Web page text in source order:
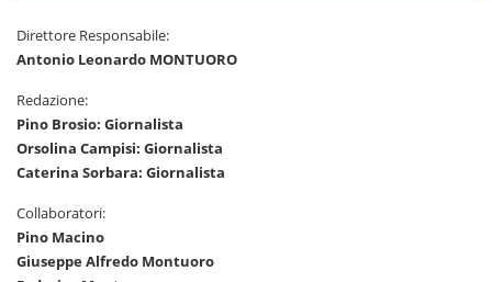
Direttore Responsabile:
Antonio Leonardo MONTUORO
Redazione:
Pino Brosio: Giornalista
Orsolina Campisi: Giornalista
Caterina Sorbara: Giornalista
Collaboratori:
Pino Macino
Giuseppe Alfredo Montuoro